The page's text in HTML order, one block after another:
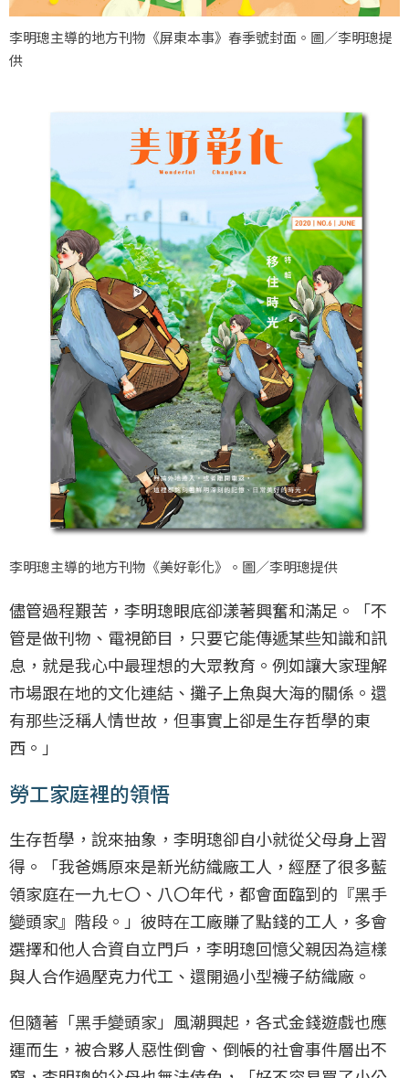
李明璁主導的地方刊物《屏東本事》春季號封面。圖／李明璁提
供
李明璁主導的地方刊物《美好彰化》。圖／李明璁提供
儘管過程艱苦，李明璁眼底卻漾著興奮和滿足。「不
管是做刊物、電視節目，只要它能傳遞某些知識和訊
息，就是我心中最理想的大眾教育。例如讓大家理解
市場跟在地的文化連結、攤子上魚與大海的關係。還
有那些泛稱人情世故，但事實上卻是生存哲學的東
西。」
勞工家庭裡的領悟
生存哲學，說來抽象，李明璁卻自小就從父母身上習
得。「我爸媽原來是新光紡織廠工人，經歷了很多藍
領家庭在一九七〇、八〇年代，都會面臨到的『黑手
變頭家』階段。」彼時在工廠賺了點錢的工人，多會
選擇和他人合資自立門戶，李明璁回憶父親因為這樣
與人合作過壓克力代工、還開過小型襪子紡織廠。
但隨著「黑手變頭家」風潮興起，各式金錢遊戲也應
運而生，被合夥人惡性倒會、倒帳的社會事件層出不